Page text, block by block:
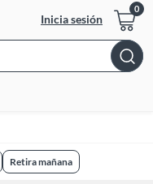
Inicia sesión
Retira mañana